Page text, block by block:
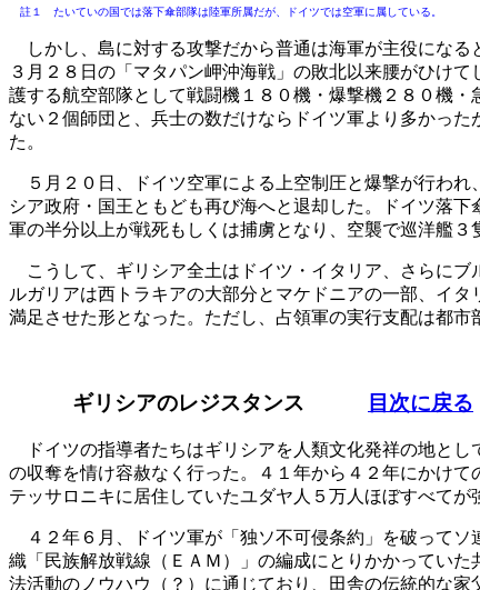
註１ たいていの国では落下傘部隊は陸軍所属だが、ドイツでは空軍に属している。
しかし、島に対する攻撃だから普通は海軍が主役になる
３月２８日の「マタパン岬沖海戦」の敗北以来腰がひけ
護する航空部隊として戦闘機１８０機・爆撃機２８０機
ない２個師団と、兵士の数だけならドイツ軍より多かっ
た。
５月２０日、ドイツ空軍による上空制圧と爆撃が行われ
シア政府・国王ともども再び海へと退却した。ドイツ落
軍の半分以上が戦死もしくは捕虜となり、空襲で巡洋艦
こうして、ギリシア全土はドイツ・イタリア、さらにブ
ルガリアは西トラキアの大部分とマケドニアの一部、イ
満足させた形となった。ただし、占領軍の実行支配は都
ギリシアのレジスタンス 目次に戻る
ドイツの指導者たちはギリシアを人類文化発祥の地とし
の収奪を情け容赦なく行った。４１年から４２年にかけ
テッサロニキに居住していたユダヤ人５万人ほぼすべて
４２年６月、ドイツ軍が「独ソ不可侵条約」を破ってソ
織「民族解放戦線（ＥＡＭ）」の編成にとりかかってい
法活動のノウハウ（？）に通じており、田舎の伝統的な